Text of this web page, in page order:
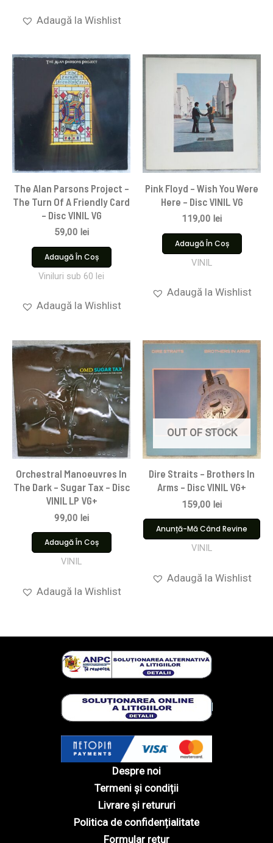
Adaugă la Wishlist
The Alan Parsons Project –
The Turn Of A Friendly Card
– Disc VINIL VG
59,00 lei
Adaugă În Coș
Viniluri sub 60 lei
Adaugă la Wishlist
Pink Floyd ‎– Wish You Were
Here – Disc VINIL VG
119,00 lei
Adaugă În Coș
VINIL
Adaugă la Wishlist
Orchestral Manoeuvres In
The Dark – Sugar Tax – Disc
VINIL LP VG+
99,00 lei
Adaugă În Coș
VINIL
Adaugă la Wishlist
OUT OF STOCK
Dire Straits ‎– Brothers In
Arms – Disc VINIL VG+
159,00 lei
Anunță-Mă Când Revine
VINIL
Adaugă la Wishlist
Despre noi
Termeni și condiții
Livrare și retururi
Politica de confidențialitate
Formular retur